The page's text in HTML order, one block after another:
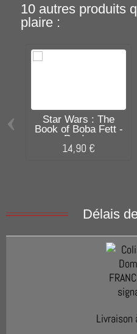
10 autres produits
plaire :
Star Wars : The
Book of Boba Fett -
Pop!...
14,90 €
‹
Délais
Livraison